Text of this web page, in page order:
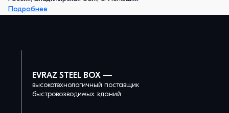
Подробнее
EVRAZ STEEL BOX —
высокотехнологичный поставщик
быстровозводимых зданий